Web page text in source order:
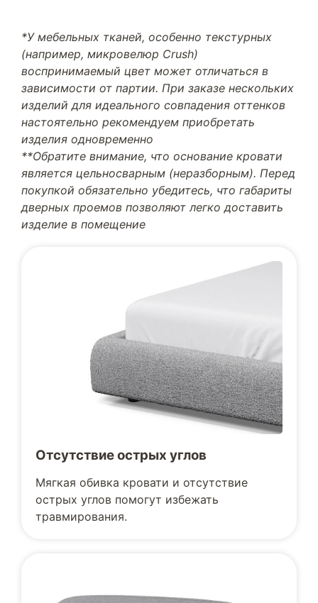
*У мебельных тканей, особенно текстурных
(например, микровелюр Crush)
воспринимаемый цвет может отличаться в
зависимости от партии. При заказе нескольких
изделий для идеального совпадения оттенков
настоятельно рекомендуем приобретать
изделия одновременно
**Обратите внимание, что основание кровати
является цельносварным (неразборным). Перед
покупкой обязательно убедитесь, что габариты
дверных проемов позволяют легко доставить
изделие в помещение
Отсутствие острых углов
Мягкая обивка кровати и отсутствие
острых углов помогут избежать
травмирования.